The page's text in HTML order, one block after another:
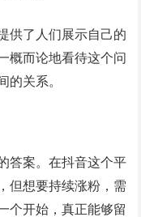
供了人们展示自己的
概而论地看待这个问
的关系。
答案。在抖音这个平
但想要持续涨粉，需
个开始，真正能够留